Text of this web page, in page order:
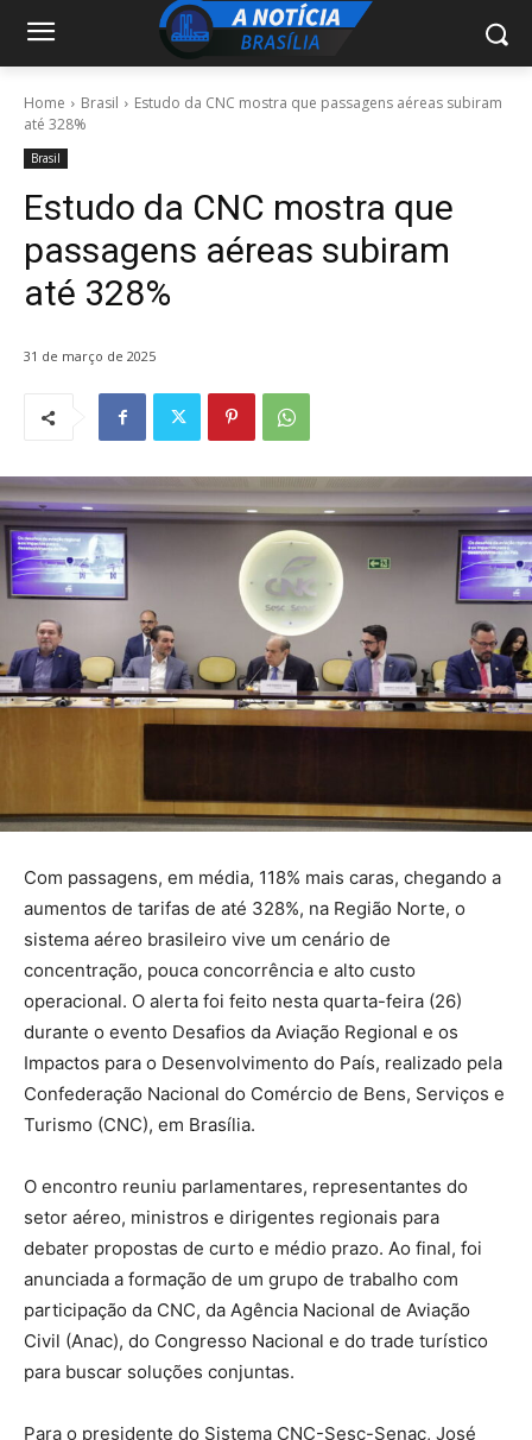
Home Brasil
Estudo da CNC mostra que passagens aéreas subiram
até 328%
Brasil
Estudo da CNC mostra que
passagens aéreas subiram
até 328%
31 de março de 2025
Com passagens, em média, 118% mais caras, chegando a
aumentos de tarifas de até 328%, na Região Norte, o
sistema aéreo brasileiro vive um cenário de
concentração, pouca concorrência e alto custo
operacional. O alerta foi feito nesta quarta-feira (26)
durante o evento Desafios da Aviação Regional e os
Impactos para o Desenvolvimento do País, realizado pela
Confederação Nacional do Comércio de Bens, Serviços e
Turismo (CNC), em Brasília.
O encontro reuniu parlamentares, representantes do
setor aéreo, ministros e dirigentes regionais para
debater propostas de curto e médio prazo. Ao final, foi
anunciada a formação de um grupo de trabalho com
participação da CNC, da Agência Nacional de Aviação
Civil (Anac), do Congresso Nacional e do trade turístico
para buscar soluções conjuntas.
Para o presidente do Sistema CNC-Sesc-Senac, José